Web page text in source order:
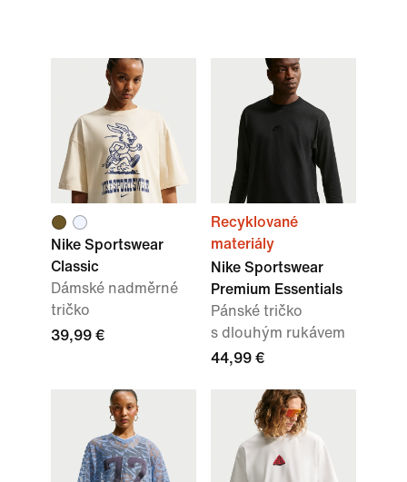
Nike Sportswear
Classic
Dámské nadměrné
tričko
39,99 €
Recyklované
materiály
Nike Sportswear
Premium Essentials
Pánské tričko
s dlouhým rukávem
44,99 €